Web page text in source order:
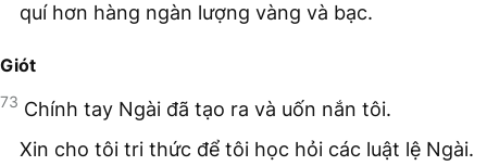
quí hơn hàng ngàn lượng vàng và bạc.
Giót
73 Chính tay Ngài đã tạo ra và uốn nắn tôi.
Xin cho tôi tri thức để tôi học hỏi các luật lệ Ngài.